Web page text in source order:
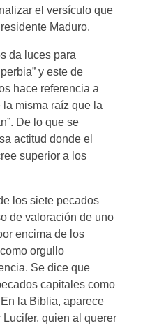
el versículo que
Maduro.
da luces para
y este de
hace referencia a
la misma raíz que la
De lo que se
actitud donde el
superior a los
los siete pecados
de valoración de uno
encima de los
orgullo
Se dice que
capitales como
la Biblia, aparece
quien al querer